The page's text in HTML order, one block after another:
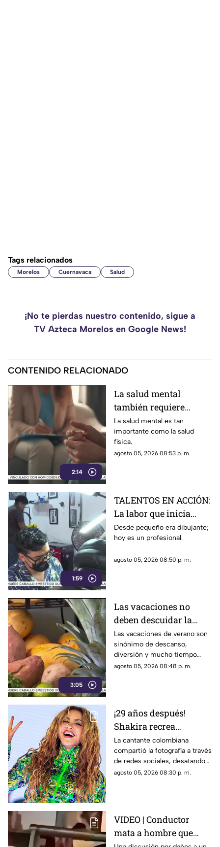
Tags relacionados
Morelos Cuernavaca Salud
¡No te pierdas nuestro contenido, sigue a
TV Azteca Morelos en Google News!
CONTENIDO RELACIONADO
2:14
La salud mental
también requiere
atención
La salud mental es tan
importante como la salud
física.
agosto 05, 2026 08:53 p. m.
1:59
TALENTOS EN ACCIÓN:
La labor que inicia
desde la creatividad
Desde pequeño era dibujante;
hoy es un profesional.
agosto 05, 2026 08:50 p. m.
3:05
Las vacaciones no
deben descuidar la
alimentación infantil
Las vacaciones de verano son
sinónimo de descanso,
diversión y mucho tiempo
libre.
agosto 05, 2026 08:48 p. m.
¡29 años después!
Shakira recrea
ICÓNICO meme; esta es
la historia de la
fotografía
La cantante colombiana
compartió la fotografía a través
de redes sociales, desatando
cientos de comentarios.
agosto 05, 2026 08:30 p. m.
VIDEO | Conductor
mata a hombre que